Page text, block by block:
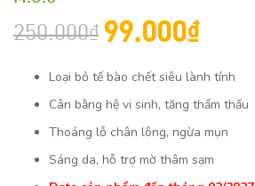
250.000₫ 99.000₫
Loại bỏ tế bào chết siêu lành tính
Cân bằng hệ vi sinh, tăng thẩm thấu
Thoáng lỗ chân lông, ngừa mụn
Sáng da, hỗ trợ mờ thâm sạm